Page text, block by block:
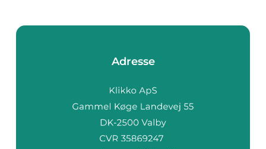
Adresse